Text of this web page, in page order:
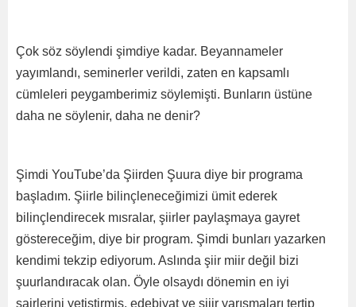
Çok söz söylendi şimdiye kadar. Beyannameler
yayımlandı, seminerler verildi, zaten en kapsamlı
cümleleri peygamberimiz söylemişti. Bunların üstüne
daha ne söylenir, daha ne denir?
Şimdi YouTube’da Şiirden Şuura diye bir programa
başladım. Şiirle bilinçleneceğimizi ümit ederek
bilinçlendirecek mısralar, şiirler paylaşmaya gayret
göstereceğim, diye bir program. Şimdi bunları yazarken
kendimi tekzip ediyorum. Aslında şiir miir değil bizi
şuurlandıracak olan. Öyle olsaydı dönemin en iyi
şairlerini yetiştirmiş, edebiyat ve şiiir yarışmaları tertip